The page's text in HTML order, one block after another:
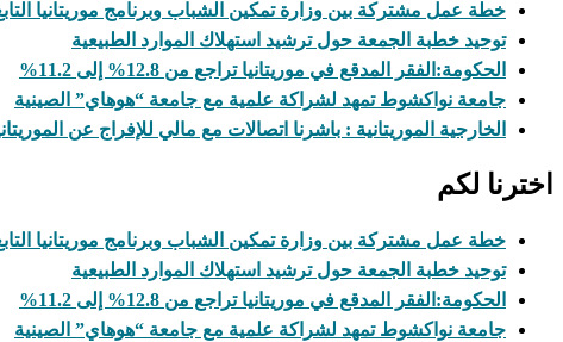
خطة عمل مشتركة بين وزارة تمكين الشباب وبرنامج موريتانيا التابع
توحيد خطبة الجمعة حول ترشيد استهلاك الموارد الطبيعية
الحكومة:الفقر المدقع في موريتانيا تراجع من 12.8% إلى 11.2%
جامعة نواكشوط تمهد لشراكة علمية مع جامعة “هوهاي” الصينية
الخارجية الموريتانية : باشرنا اتصالات مع مالي للإفراج عن
اخترنا لكم
خطة عمل مشتركة بين وزارة تمكين الشباب وبرنامج موريتانيا التابع
توحيد خطبة الجمعة حول ترشيد استهلاك الموارد الطبيعية
الحكومة:الفقر المدقع في موريتانيا تراجع من 12.8% إلى 11.2%
جامعة نواكشوط تمهد لشراكة علمية مع جامعة “هوهاي” الصينية